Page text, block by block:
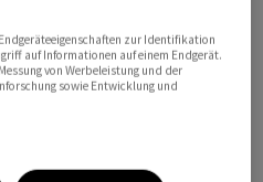
Uhr 0,23 Prozent auf
SLI, in dem die 30
sind, die Gewichtung der
wird, gewinnt 0,48
Im SLI stehen 23
zur Identifikation
auf Informationen auf einem Endgerät.
von Werbeleistung und der
sowie Entwicklung und